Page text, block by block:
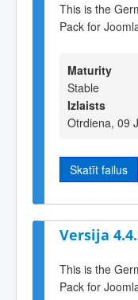
This is the
Pack for
Maturity
Stable
Izlaists
Otrdiena, 09
Skatīt failus
Versija
This is the
Pack for